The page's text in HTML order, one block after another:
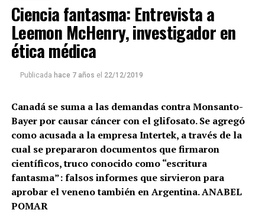
Ciencia fantasma: Entrevista a
Leemon McHenry, investigador en
ética médica
Publicada hace 7 años el 22/12/2019
Canadá se suma a las demandas contra Monsanto-
Bayer por causar cáncer con el glifosato. Se agregó
como acusada a la empresa Intertek, a través de la
cual se prepararon documentos que firmaron
científicos, truco conocido como “escritura
fantasma”: falsos informes que sirvieron para
aprobar el veneno también en Argentina. ANABEL
POMAR